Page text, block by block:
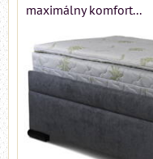
maximálny komfort...